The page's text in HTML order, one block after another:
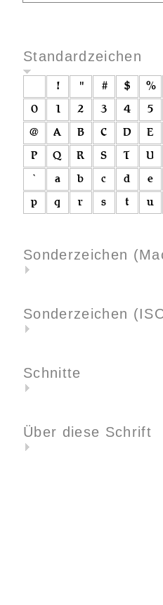
Standardzeichen
Sonderzeichen
Sonderzeichen
Schnitte
Über diese Schrift